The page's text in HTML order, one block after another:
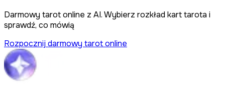
Darmowy tarot online z AI. Wybierz rozkład kart tarota i
sprawdź, co mówią
Rozpocznij darmowy tarot online